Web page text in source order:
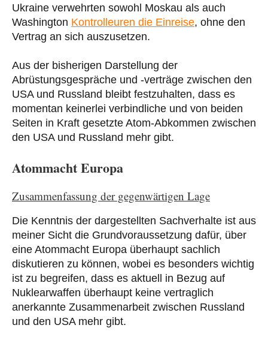
Ukraine verwehrten sowohl Moskau als auch
Washington Kontrolleuren die Einreise, ohne den
Vertrag an sich auszusetzen.
Aus der bisherigen Darstellung der
Abrüstungsgespräche und -verträge zwischen den
USA und Russland bleibt festzuhalten, dass es
momentan keinerlei verbindliche und von beiden
Seiten in Kraft gesetzte Atom-Abkommen zwischen
den USA und Russland mehr gibt.
Atommacht Europa
Zusammenfassung der gegenwärtigen Lage
Die Kenntnis der dargestellten Sachverhalte ist aus
meiner Sicht die Grundvoraussetzung dafür, über
eine Atommacht Europa überhaupt sachlich
diskutieren zu können, wobei es besonders wichtig
ist zu begreifen, dass es aktuell in Bezug auf
Nuklearwaffen überhaupt keine vertraglich
anerkannte Zusammenarbeit zwischen Russland
und den USA mehr gibt.